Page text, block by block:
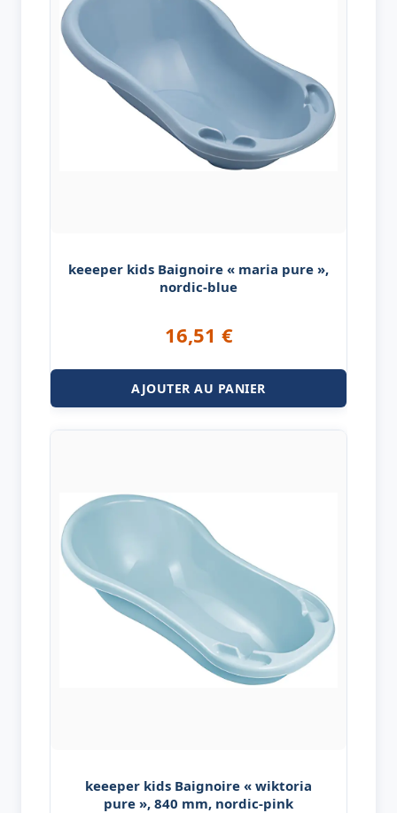
keeeper kids Baignoire « maria pure »,
nordic-blue
16,51 €
AJOUTER AU PANIER
keeeper kids Baignoire « wiktoria
pure », 840 mm, nordic-pink